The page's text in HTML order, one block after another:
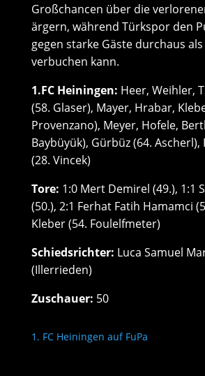
Großchancen über die
ärgern, während Türkspor den
gegen starke Gäste durchaus
verbuchen kann.
1.FC Heiningen: Heer, Weihler,
(58. Glaser), Mayer, Hrabar,
Provenzano), Meyer, Hofele,
Baybüyük), Gürbüz (64. Ascherl),
(28. Vincek)
Tore: 1:0 Mert Demirel (49.), 1:1
(50.), 2:1 Ferhat Fatih Hamamci
Kleber (54. Foulelfmeter)
Schiedsrichter: Luca Samuel
(Illerrieden)
Zuschauer: 50
1. FC Heiningen auf FuPa